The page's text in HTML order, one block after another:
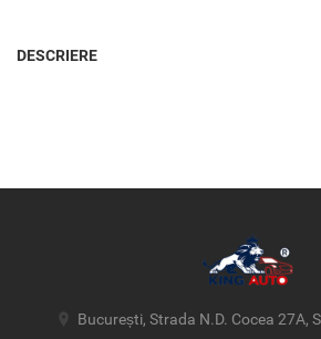
DESCRIERE
București, Strada N.D. Cocea 27A,